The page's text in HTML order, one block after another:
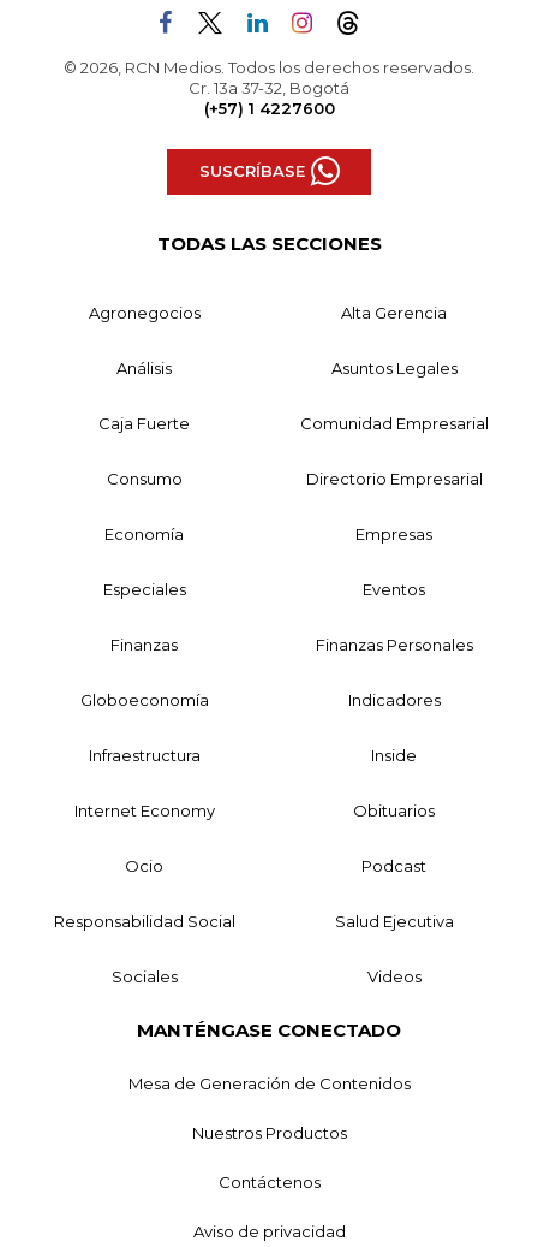
© 2026, RCN Medios. Todos los derechos reservados.
Cr. 13a 37-32, Bogotá
(+57) 1 4227600
SUSCRÍBASE
TODAS LAS SECCIONES
Agronegocios Alta Gerencia
Análisis Asuntos Legales
Caja Fuerte Comunidad Empresarial
Consumo Directorio Empresarial
Economía Empresas
Especiales Eventos
Finanzas Finanzas Personales
Globoeconomía Indicadores
Infraestructura Inside
Internet Economy Obituarios
Ocio Podcast
Responsabilidad Social Salud Ejecutiva
Sociales Videos
MANTÉNGASE CONECTADO
Mesa de Generación de Contenidos
Nuestros Productos
Contáctenos
Aviso de privacidad